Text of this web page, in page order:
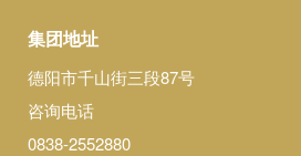
集团地址
德阳市千山街三段87号
咨询电话
0838-2552880